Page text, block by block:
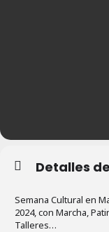
Detalles
Semana Cultural en
2024, con Marcha,
Talleres…